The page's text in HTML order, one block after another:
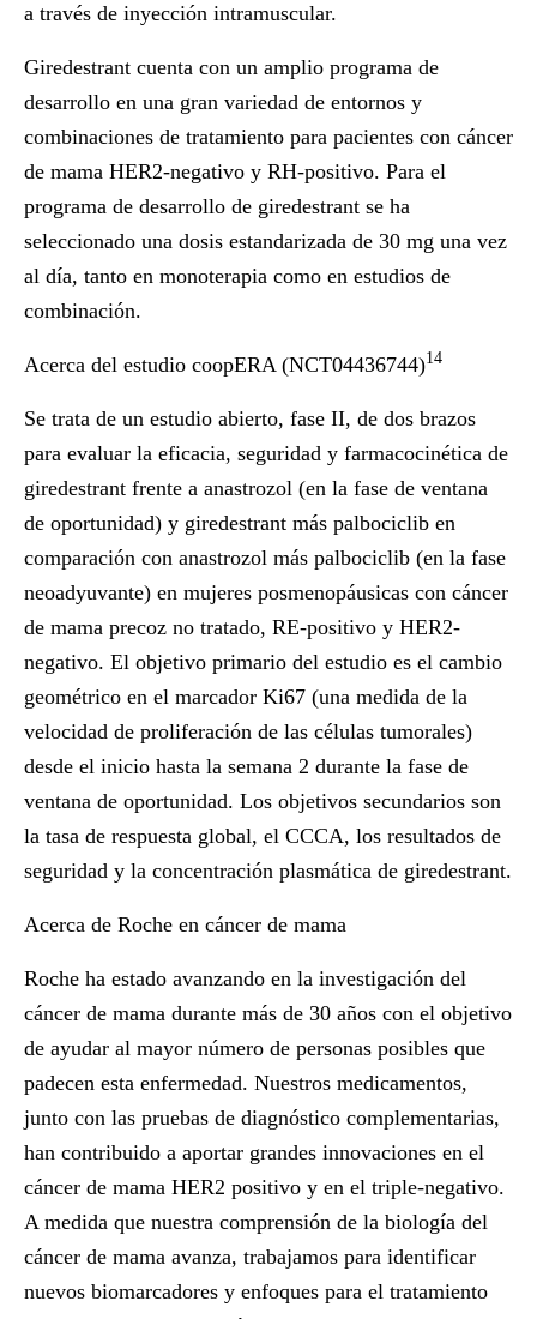
a través de inyección intramuscular.
Giredestrant cuenta con un amplio programa de
desarrollo en una gran variedad de entornos y
combinaciones de tratamiento para pacientes con cáncer
de mama HER2-negativo y RH-positivo. Para el
programa de desarrollo de giredestrant se ha
seleccionado una dosis estandarizada de 30 mg una vez
al día, tanto en monoterapia como en estudios de
combinación.
Acerca del estudio coopERA (NCT04436744)14
Se trata de un estudio abierto, fase II, de dos brazos
para evaluar la eficacia, seguridad y farmacocinética de
giredestrant frente a anastrozol (en la fase de ventana
de oportunidad) y giredestrant más palbociclib en
comparación con anastrozol más palbociclib (en la fase
neoadyuvante) en mujeres posmenopáusicas con cáncer
de mama precoz no tratado, RE-positivo y HER2-
negativo. El objetivo primario del estudio es el cambio
geométrico en el marcador Ki67 (una medida de la
velocidad de proliferación de las células tumorales)
desde el inicio hasta la semana 2 durante la fase de
ventana de oportunidad. Los objetivos secundarios son
la tasa de respuesta global, el CCCA, los resultados de
seguridad y la concentración plasmática de giredestrant.
Acerca de Roche en cáncer de mama
Roche ha estado avanzando en la investigación del
cáncer de mama durante más de 30 años con el objetivo
de ayudar al mayor número de personas posibles que
padecen esta enfermedad. Nuestros medicamentos,
junto con las pruebas de diagnóstico complementarias,
han contribuido a aportar grandes innovaciones en el
cáncer de mama HER2 positivo y en el triple-negativo.
A medida que nuestra comprensión de la biología del
cáncer de mama avanza, trabajamos para identificar
nuevos biomarcadores y enfoques para el tratamiento